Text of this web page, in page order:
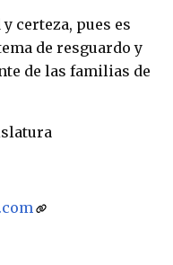
certeza, pues es
de resguardo y
de las familias de